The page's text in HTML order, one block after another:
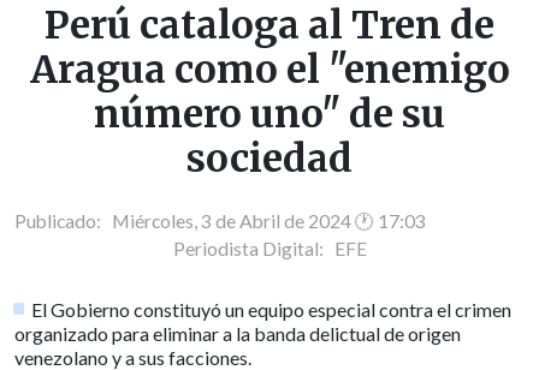
Perú cataloga al Tren de
Aragua como el "enemigo
número uno" de su
sociedad
Publicado: Miércoles, 3 de Abril de 2024 🕐 17:03
Periodista Digital: EFE
El Gobierno constituyó un equipo especial contra el crimen
organizado para eliminar a la banda delictual de origen
venezolano y a sus facciones.